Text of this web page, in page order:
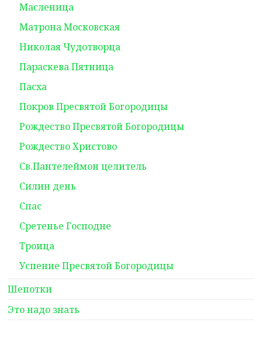
Масленица
Матрона Московская
Николая Чудотворца
Параскева Пятница
Пасха
Покров Пресвятой Богородицы
Рождество Пресвятой Богородицы
Рождество Христово
Св.Пантелеймон целитель
Силин день
Спас
Сретенье Господне
Троица
Успение Пресвятой Богородицы
Шепотки
Это надо знать